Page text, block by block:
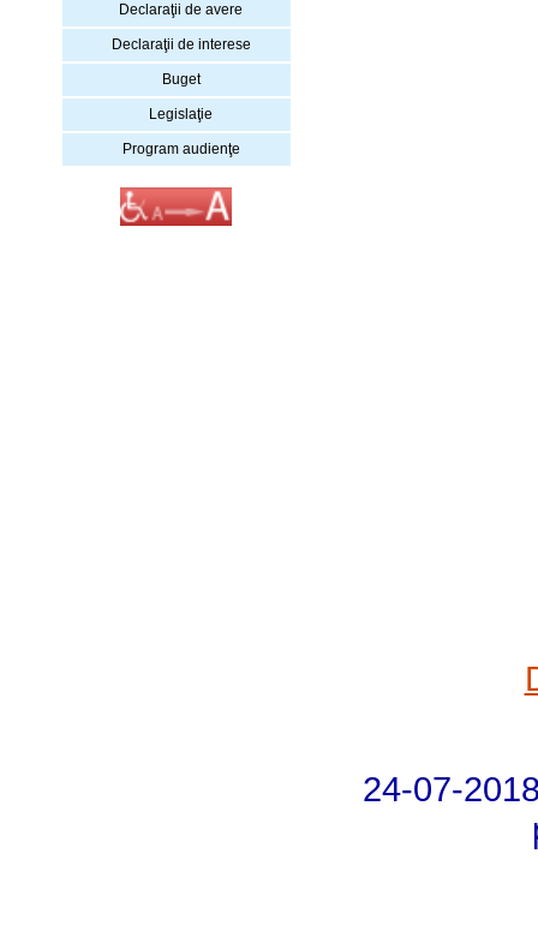
Declaraţii de avere
Declaraţii de interese
Buget
Legislaţie
Program audienţe
24-07-